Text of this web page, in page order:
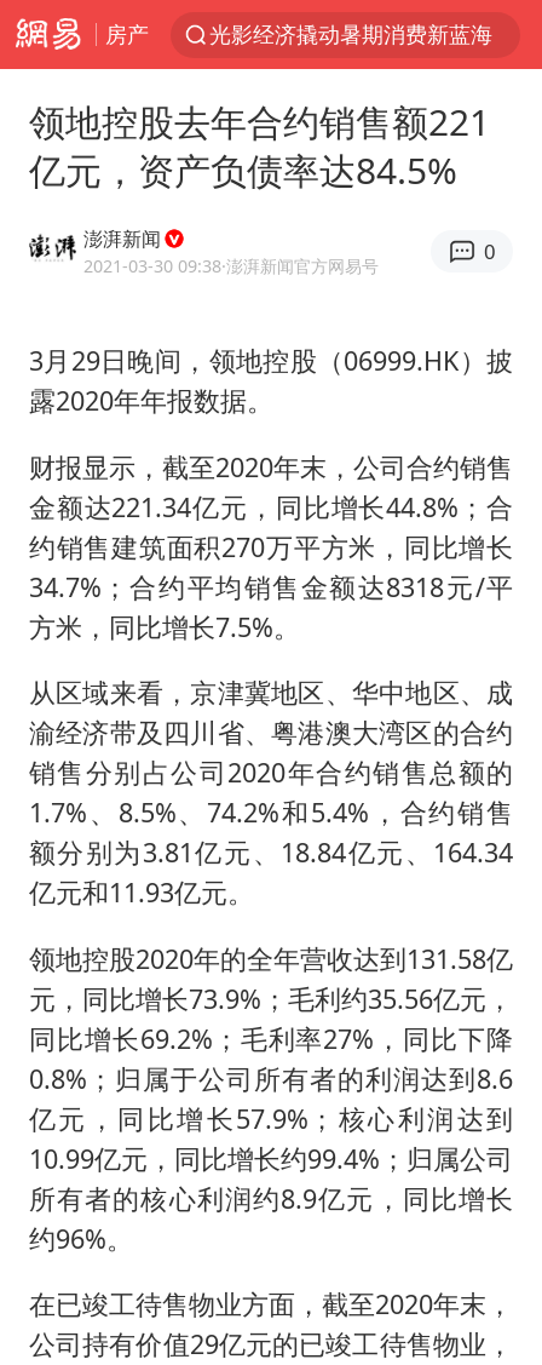
房产
光影经济撬动暑期消费新蓝海
郑丽文：台湾从来没有“独立”过
情侣平潭拍日出坠崖1死1伤
全民健身事业高质量发展
几元成本的AI广告导致千万市值蒸发
老挝国会主席赛宋蓬逝世
茅台部分直营店飞天茅台提价
夏日经济乘“热”而上 消费市场向“新”而行
白海豚将正面袭击贯穿浙江
酒店回应车内过夜被收150元
黄金牛市回来了吗
酒店花洒现排泄物住客索赔遭拒
乐享全民健身 共筑健康中国
领地控股去年合约销售额221
亿元，资产负债率达84.5%
澎湃新闻
2021-03-30 09:38·澎湃新闻官方网易号
0
3月29日晚间，领地控股（06999.HK）披
露2020年年报数据。
财报显示，截至2020年末，公司合约销售
金额达221.34亿元，同比增长44.8%；合
约销售建筑面积270万平方米，同比增长
34.7%；合约平均销售金额达8318元/平
方米，同比增长7.5%。
从区域来看，京津冀地区、华中地区、成
渝经济带及四川省、粤港澳大湾区的合约
销售分别占公司2020年合约销售总额的
1.7%、8.5%、74.2%和5.4%，合约销售
额分别为3.81亿元、18.84亿元、164.34
亿元和11.93亿元。
领地控股2020年的全年营收达到131.58亿
元，同比增长73.9%；毛利约35.56亿元，
同比增长69.2%；毛利率27%，同比下降
0.8%；归属于公司所有者的利润达到8.6
亿元，同比增长57.9%；核心利润达到
10.99亿元，同比增长约99.4%；归属公司
所有者的核心利润约8.9亿元，同比增长
约96%。
在已竣工待售物业方面，截至2020年末，
公司持有价值29亿元的已竣工待售物业，